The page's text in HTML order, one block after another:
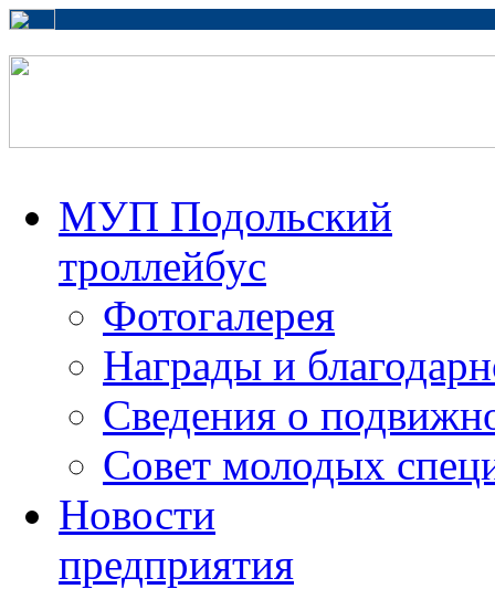
МУП Подольский
троллейбус
Фотогалерея
Награды и
Сведения о
Совет молодых
Новости
предприятия